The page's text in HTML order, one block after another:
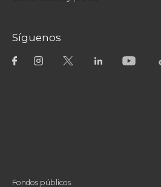
Síguenos
Fondos públicos